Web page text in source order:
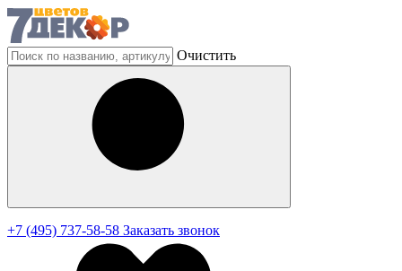
Очистить
+7 (495) 737-58-58 Заказать звонок